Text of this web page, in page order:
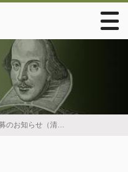
教員公募のお知らせ（清泉女子大学英語英文学科専任教員）